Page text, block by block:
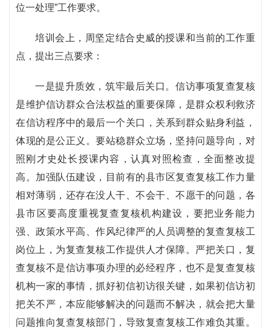
位一处理”工作要求。
培训会上，周坚定结合史威的授课和当前的工作重
点，提出三点要求：
一是提升质效，筑牢最后关口。信访事项复查复核
是维护信访群众合法权益的重要保障，是群众权利救济
在信访程序中的最后一个关口，关系到群众贴身利益，
体现的是公正义。要站稳群众立场，坚持问题导向，对
照刚才史处长授课内容，认真对照检查，全面整改提
高。加强队伍建设，目前有的县市区复查复核工作力量
相对薄弱，还存在没人干、不会干、不愿干的问题，各
县市区要高度重视复查复核机构建设，要把业务能力
强、政策水平高、作风纪律严的人员调整的复查复核工
岗位上，为复查复核工作提供人才保障。严把关口，复
查复核不是信访事项办理的必经程序，也不是复查复核
机构一家的事情，抓好初信初访很关键，如果初信访初
把关不严，本应能够解决的问题而不解决，就会把大量
问题推向复查复核部门，导致复查复核工作难负其重。